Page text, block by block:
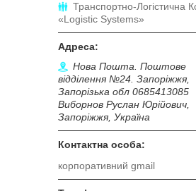
Транспортно-Логістична
«Logistic Systems»
Нова Пошта. Поштове
відділення №24. Запоріжжя,
Запорізька обл 0685413085
Виборнов Руслан Юрійович,
Запоріжжя, Україна
корпоративний gmail